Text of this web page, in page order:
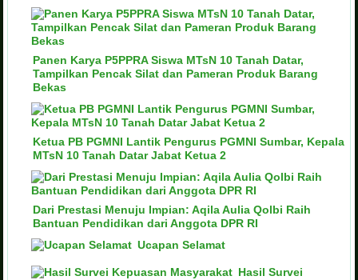
Panen Karya P5PPRA Siswa MTsN 10 Tanah Datar,
Tampilkan Pencak Silat dan Pameran Produk Barang
Bekas
Ketua PB PGMNI Lantik Pengurus PGMNI Sumbar, Kepala
MTsN 10 Tanah Datar Jabat Ketua 2
Dari Prestasi Menuju Impian: Aqila Aulia Qolbi Raih
Bantuan Pendidikan dari Anggota DPR RI
Ucapan Selamat
Hasil Survei